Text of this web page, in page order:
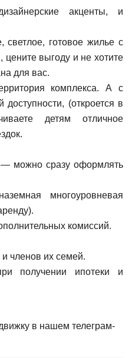
акценты, и
светлое, готовое жилье с
выгоду и не хотите
для вас.
комплекса. А с
(откроется в
детям отличное
можно сразу оформлять
многоуровневая
комиссий.
членов их семей.
получении ипотеки и
в нашем телеграм-